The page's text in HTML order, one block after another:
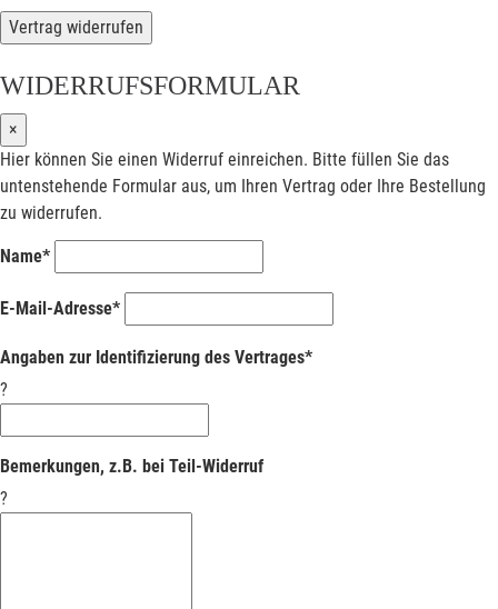
Vertrag widerrufen
WIDERRUFSFORMULAR
×
Hier können Sie einen Widerruf einreichen. Bitte füllen Sie das
untenstehende Formular aus, um Ihren Vertrag oder Ihre Bestellung
zu widerrufen.
Name*
E-Mail-Adresse*
Angaben zur Identifizierung des Vertrages*
?
Bemerkungen, z.B. bei Teil-Widerruf
?